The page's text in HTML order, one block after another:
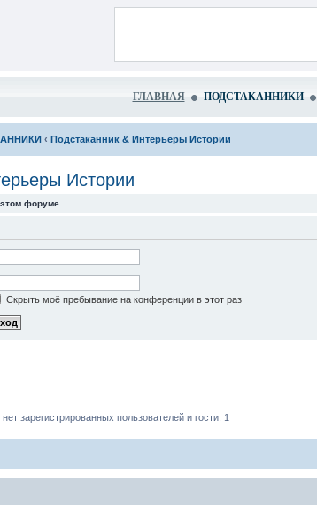
ГЛАВНАЯ ПОДСТАКАННИКИ
‹ Подстаканник & Интерьеры Истории
Истории
форуме.
Скрыть моё пребывание на конференции в этот раз
зарегистрированных пользователей и гости: 1